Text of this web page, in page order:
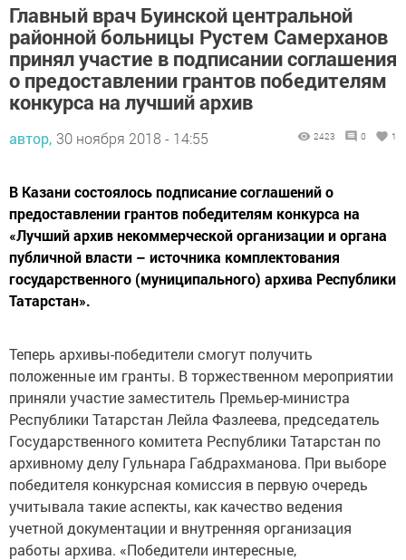
Главный врач Буинской центральной
районной больницы Рустем Самерханов
принял участие в подписании соглашения
о предоставлении грантов победителям
конкурса на лучший архив
автор, 30 ноября 2018 - 14:55 2423 0 1
В Казани состоялось подписание соглашений о
предоставлении грантов победителям конкурса на
«Лучший архив некоммерческой организации и органа
публичной власти – источника комплектования
государственного (муниципального) архива Республики
Татарстан».
Теперь архивы-победители смогут получить
положенные им гранты. В торжественном мероприятии
приняли участие заместитель Премьер-министра
Республики Татарстан Лейла Фазлеева, председатель
Государственного комитета Республики Татарстан по
архивному делу Гульнара Габдрахманова. При выборе
победителя конкурсная комиссия в первую очередь
учитывала такие аспекты, как качество ведения
учетной документации и внутренняя организация
работы архива. «Победители интересные,